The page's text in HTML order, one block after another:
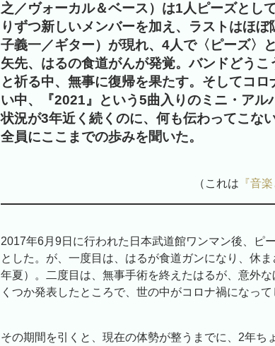
之／ヴォーカル＆ベース）は1人ピーズとし
りずつ新しいメンバーを加え、ラストはほ
子義一／ギター）が現れ、4人で〈ピーズ〉
矢先、はるの食道がんが発覚。バンドどうこ
と祈る中、無事に復帰を果たす。そしてコ
い中、『2021』という5曲入りのミニ・アル
状況が3年近く続くのに、何も伝わってこな
全員にここまでの歩みを聞いた。
（これは 『音
2017年6月9日に行われた日本武道館ワンマン後、ピ
とした。が、一度目は、はるが食道ガンになり、休
年夏）。二度目は、無事手術を終えたはるが、意外
くつか発表したところで、世の中がコロナ禍になって
その期間を引くと、現在の体勢が整うまでに、2年ち